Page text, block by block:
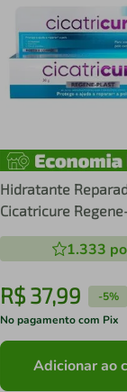
Hidratante
Cicatricure
1.333
R$ 37,99 -5%
No pagamento com Pix
Adicionar ao